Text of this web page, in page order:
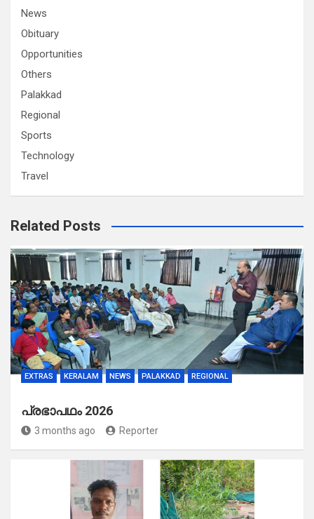
News
Obituary
Opportunities
Others
Palakkad
Regional
Sports
Technology
Travel
Related Posts
EXTRAS KERALAM NEWS PALAKKAD REGIONAL
പ്രഭാപഥം 2026
3 months ago Reporter